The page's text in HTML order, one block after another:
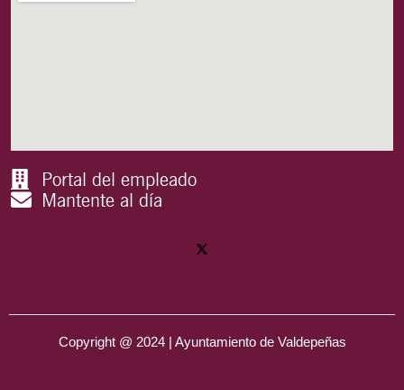
Portal del empleado
Mantente al día
Copyright @ 2024 | Ayuntamiento de Valdepeñas